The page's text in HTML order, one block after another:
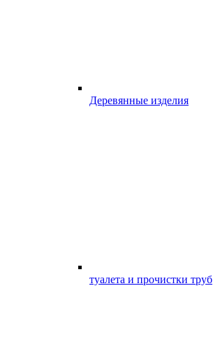
Деревянные изделия
туалета и прочистки труб